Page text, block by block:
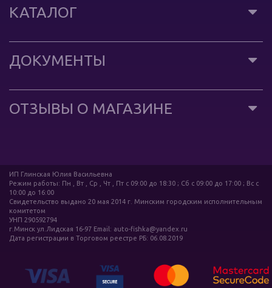
КАТАЛОГ
ДОКУМЕНТЫ
ОТЗЫВЫ О МАГАЗИНЕ
ИП Глинская Юлия Васильевна
Режим работы: Пн , Вт , Ср , Чт , Пт c 09:00 до 18:30 ; Сб c 09:00 до 17:00 ; Вс c
10:00 до 16:00
Свидетельство выдано 20 мая 2014 г. Минским городским исполнительным
комитетом
УНП 290592794
г.Минск ул.Лидская 16-97 Email: auto-fishka@yandex.ru
Дата регистрации в Торговом реестре РБ: 06.08.2019